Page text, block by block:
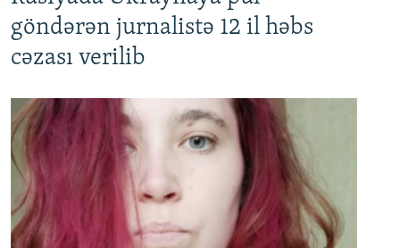
göndərən jurnalistə 12 il həbs
cəzası verilib